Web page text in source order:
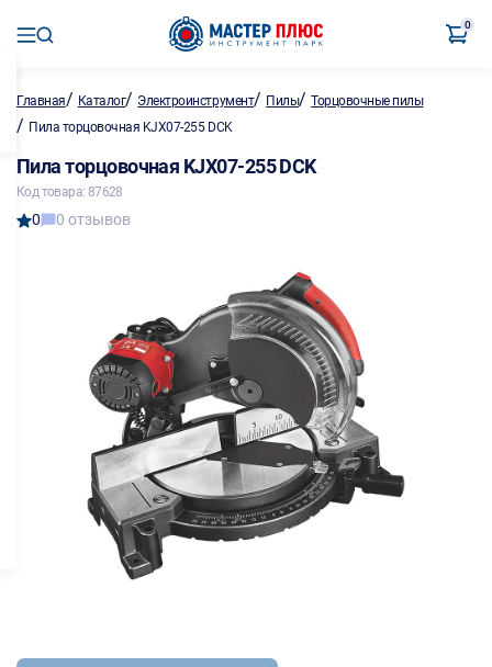
0
Главная/ Каталог/ Электроинструмент/ Пилы/Торцовочные пилы
/ Пила торцовочная KJX07-255 DCK
Пила торцовочная KJX07-255 DCK
Код товара: 87628
0 0 отзывов